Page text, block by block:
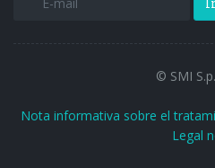
© SMI
Nota informativa sobre el
Legal